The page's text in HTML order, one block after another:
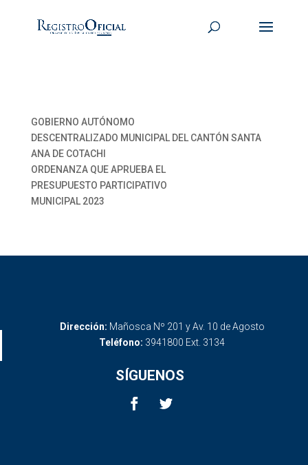
GOBIERNO AUTÓNOMO
DESCENTRALIZADO MUNICIPAL DEL CANTÓN SANTA
ANA DE COTACHI
ORDENANZA QUE APRUEBA EL
PRESUPUESTO PARTICIPATIVO
MUNICIPAL 2023
Dirección: Mañosca Nº 201 y Av. 10 de Agosto
Teléfono: 3941800 Ext. 3134
SÍGUENOS